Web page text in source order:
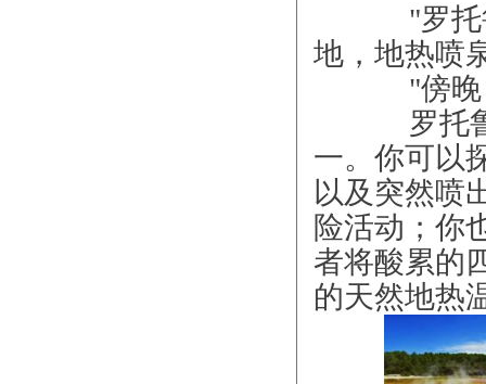
"罗托鲁
地，地热喷
"傍晚
罗托鲁
一。你可以
以及突然喷
险活动；你
者将酸累的
的天然地热